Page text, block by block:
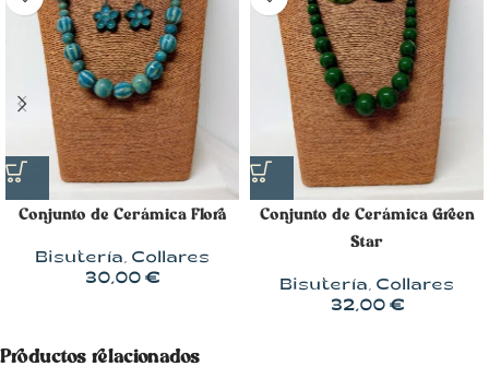
Conjunto de Cerámica Flora
Bisutería, Collares
30,00 €
Conjunto de Cerámica Green
Star
Bisutería, Collares
32,00 €
Productos relacionados